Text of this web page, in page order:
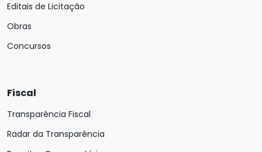
Editais de Licitação
Obras
Concursos
Fiscal
Transparência Fiscal
Radar da Transparência